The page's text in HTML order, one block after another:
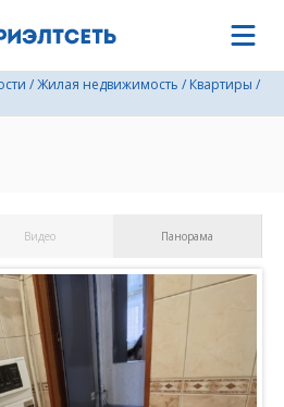
/Жилая недвижимость / Квартиры /
Видео Панорама